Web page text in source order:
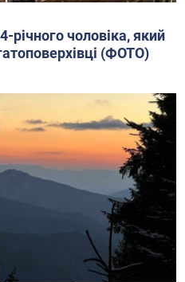
річного чоловіка, який
(ФОТО)